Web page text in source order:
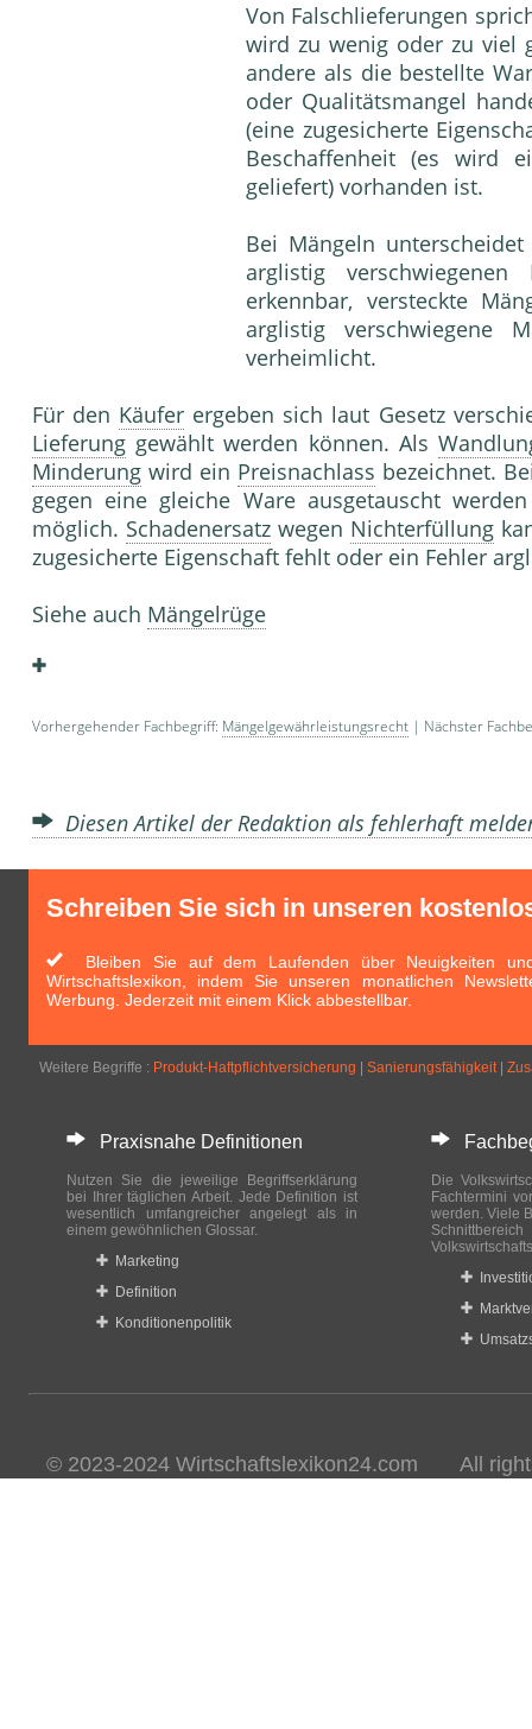
Von Falschlieferungen
wird zu wenig oder zu viel
andere als die bestellte
oder Qualitätsmangel
(eine zugesicherte
Beschaffenheit (es wird
geliefert) vorhanden ist.
Bei Mängeln
arglistig
erkennbar, versteckte
arglistig verschwiegene
verheimlicht.
Für den Käufer ergeben sich laut Gesetz
Lieferung gewählt werden können. Als
Minderung wird ein Preisnachlass bezeichnet.
gegen eine gleiche Ware ausgetauscht
möglich. Schadenersatzwegen Nichterfüllung
zugesicherte Eigenschaft fehlt oder ein Fehler
Siehe auch Mängelrüge
Vorhergehender Fachbegriff: Mängelgewährleistungsrecht | Nächster
Diesen Artikel der Redaktion als fehlerhaft
Schreiben Sie sich in unseren
Bleiben Sie auf dem Laufenden über Neuigkeiten
Wirtschaftslexikon, indem Sie unseren monatlichen
Werbung. Jederzeit mit einem Klick abbestellbar.
Weitere Begriffe : Produkt-Haftpflichtversicherung Sanierungsfähigkeit|
Praxisnahe Definitionen
Nutzen Sie die jeweilige Begriffserklärung
bei Ihrer täglichen Arbeit. Jede Definition ist
wesentlich umfangreicher angelegt als in
einem gewöhnlichen Glossar.
Marketing
Definition
Konditionenpolitik
Die
Fachtermini
werden. Viele
© 2023-2024 Wirtschaftslexikon24.com All